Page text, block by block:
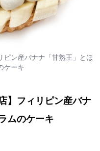
ピン産バナナ「甘熟王」とほ
ケーキ
】フィリピン産バナ
ムのケーキ